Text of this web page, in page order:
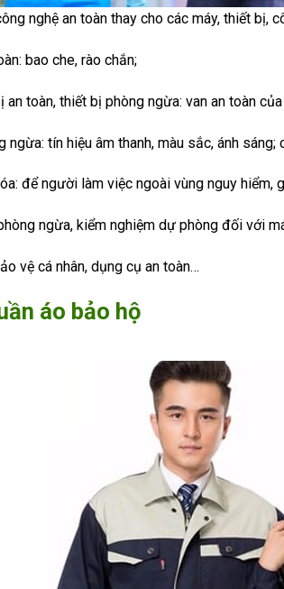
nghệ an toàn thay cho các máy, thiết bị,
bao che, rào chắn;
an toàn, thiết bị phòng ngừa: van an toàn
ngừa: tín hiệu âm thanh, màu sắc, ánh
để người làm việc ngoài vùng nguy hiểm,
ngừa, kiểm nghiệm dự phòng đối với
vệ cá nhân, dụng cụ an toàn…
áo bảo hộ